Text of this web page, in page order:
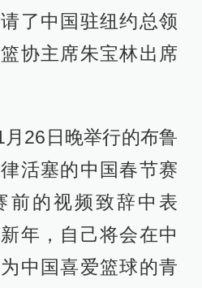
了中国驻纽约总领
协主席朱宝林出席
26日晚举行的布鲁
活塞的中国春节赛
前的视频致辞中表
年，自己将会在中
中国喜爱篮球的青